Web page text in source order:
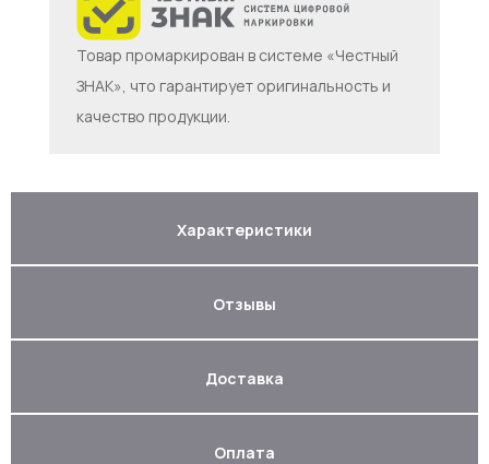
Товар промаркирован в системе «Честный
ЗНАК», что гарантирует оригинальность и
качество продукции.
Характеристики
Отзывы
Доставка
Оплата